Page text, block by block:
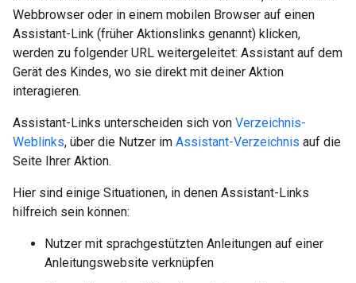
Webbrowser oder in einem mobilen Browser auf einen
Assistant-Link (früher Aktionslinks genannt) klicken,
werden zu folgender URL weitergeleitet: Assistant auf dem
Gerät des Kindes, wo sie direkt mit deiner Aktion
interagieren.
Assistant-Links unterscheiden sich von Verzeichnis-
Weblinks, über die Nutzer im Assistant-Verzeichnis auf die
Seite Ihrer Aktion.
Hier sind einige Situationen, in denen Assistant-Links
hilfreich sein können:
Nutzer mit sprachgestützten Anleitungen auf einer
Anleitungswebsite verknüpfen